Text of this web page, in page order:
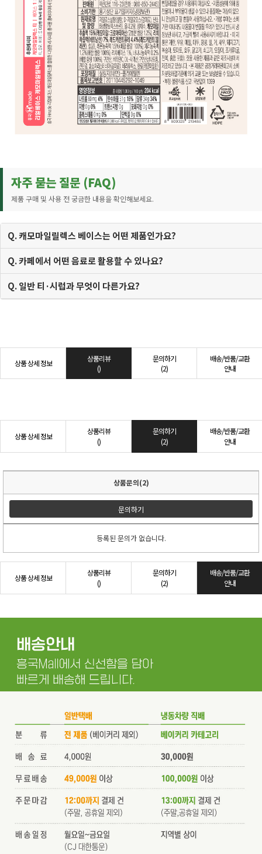
자주 묻는 질문 (FAQ)
제품 구매 및 사용 전 궁금한 내용을 확인해보세요.
Q. 캐모마일릴렉스 베이스는 어떤 제품인가요?
Q. 카페에서 어떤 음료로 활용할 수 있나요?
Q. 일반 티·시럽과 무엇이 다른가요?
상품 상세 정보
상품리뷰
()
문의하기
(2)
배송/반품/교환
안내
상품 상세 정보
상품리뷰
()
문의하기
(2)
배송/반품/교환
안내
상품문의(2)
문의하기
등록된 문의가 없습니다.
상품 상세 정보
상품리뷰
()
문의하기
(2)
배송/반품/교환
안내